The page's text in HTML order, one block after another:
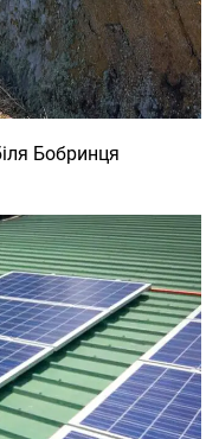
Бобринця